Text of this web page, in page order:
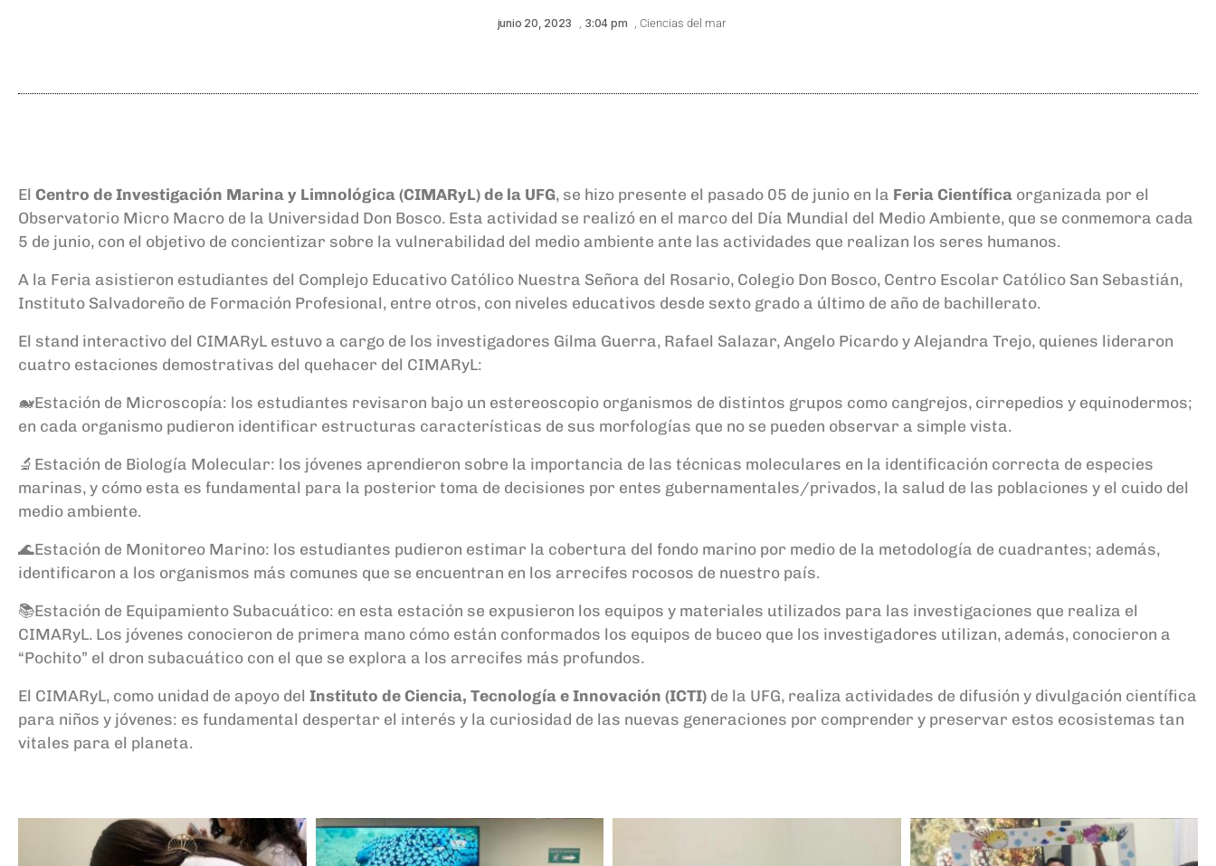
junio 20, 2023 3:04 pm Ciencias del mar
El Centro de Investigación Marina y Limnológica (CIMARyL) de la UFG, se hizo presente el pasado 05 de junio en la Feria Científica organizada por el
Observatorio Micro Macro de la Universidad Don Bosco. Esta actividad se realizó en el marco del Día Mundial del Medio Ambiente, que se conmemora cada
5 de junio, con el objetivo de concientizar sobre la vulnerabilidad del medio ambiente ante las actividades que realizan los seres humanos.
A la Feria asistieron estudiantes del Complejo Educativo Católico Nuestra Señora del Rosario, Colegio Don Bosco, Centro Escolar Católico San Sebastián,
Instituto Salvadoreño de Formación Profesional, entre otros, con niveles educativos desde sexto grado a último de año de bachillerato.
El stand interactivo del CIMARyL estuvo a cargo de los investigadores Gilma Guerra, Rafael Salazar, Angelo Picardo y Alejandra Trejo, quienes lideraron
cuatro estaciones demostrativas del quehacer del CIMARyL:
🐋Estación de Microscopía: los estudiantes revisaron bajo un estereoscopio organismos de distintos grupos como cangrejos, cirrepedios y equinodermos;
en cada organismo pudieron identificar estructuras características de sus morfologías que no se pueden observar a simple vista.
🔬Estación de Biología Molecular: los jóvenes aprendieron sobre la importancia de las técnicas moleculares en la identificación correcta de especies
marinas, y cómo esta es fundamental para la posterior toma de decisiones por entes gubernamentales/privados, la salud de las poblaciones y el cuido del
medio ambiente.
🌊Estación de Monitoreo Marino: los estudiantes pudieron estimar la cobertura del fondo marino por medio de la metodología de cuadrantes; además,
identificaron a los organismos más comunes que se encuentran en los arrecifes rocosos de nuestro país.
📚Estación de Equipamiento Subacuático: en esta estación se expusieron los equipos y materiales utilizados para las investigaciones que realiza el
CIMARyL. Los jóvenes conocieron de primera mano cómo están conformados los equipos de buceo que los investigadores utilizan, además, conocieron a
“Pochito” el dron subacuático con el que se explora a los arrecifes más profundos.
El CIMARyL, como unidad de apoyo del Instituto de Ciencia, Tecnología e Innovación (ICTI) de la UFG, realiza actividades de difusión y divulgación científica
para niños y jóvenes: es fundamental despertar el interés y la curiosidad de las nuevas generaciones por comprender y preservar estos ecosistemas tan
vitales para el planeta.